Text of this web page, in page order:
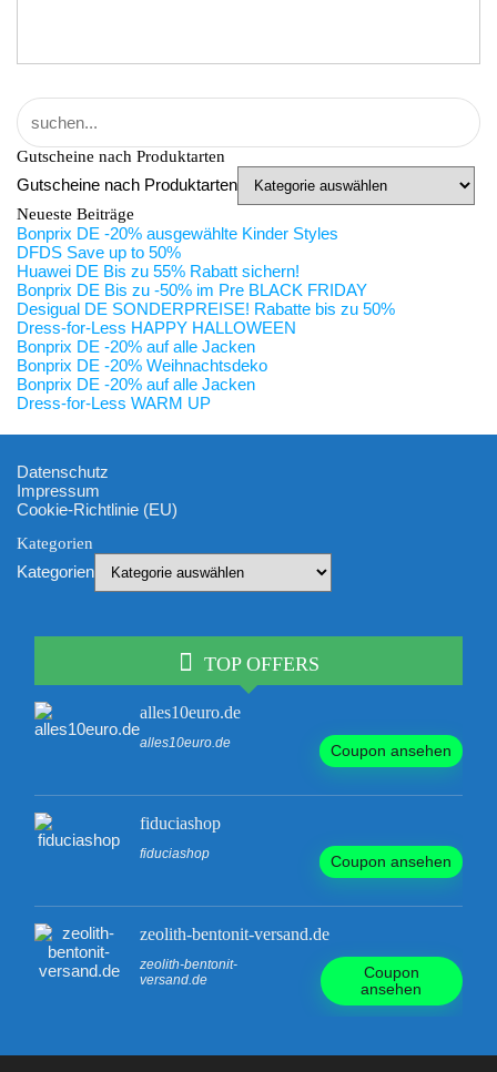
Gutscheine nach Produktarten
Gutscheine nach Produktarten
Neueste Beiträge
Bonprix DE -20% ausgewählte Kinder Styles
DFDS Save up to 50%
Huawei DE Bis zu 55% Rabatt sichern!
Bonprix DE Bis zu -50% im Pre BLACK FRIDAY
Desigual DE SONDERPREISE! Rabatte bis zu 50%
Dress-for-Less HAPPY HALLOWEEN
Bonprix DE -20% auf alle Jacken
Bonprix DE -20% Weihnachtsdeko
Bonprix DE -20% auf alle Jacken
Dress-for-Less WARM UP
Datenschutz
Impressum
Cookie-Richtlinie (EU)
Kategorien
Kategorien
TOP OFFERS
alles10euro.de
alles10euro.de Coupon ansehen
fiduciashop
fiduciashop Coupon ansehen
zeolith-bentonit-versand.de
zeolith-bentonit-
versand.de
Coupon
ansehen